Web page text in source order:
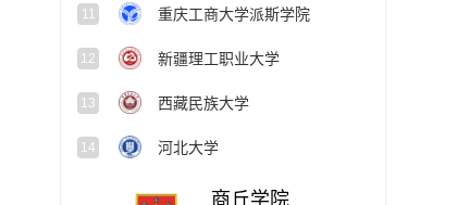
11 重庆工商大学派斯学院
12 新疆理工职业大学
13 西藏民族大学
14 河北大学
商丘学院